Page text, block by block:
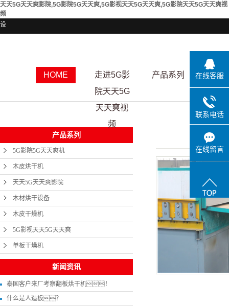
天天5G天天爽影院,5G影院5G天天爽,5G影视天天5G天天爽,5G影院天天5G天天爽视
频
HOME
走进5G影
院天天5G
天天爽视
频
产品系列 资质
产品系列
5G影院5G天天爽机
木皮烘干机
天天5G天天爽影院
木材烘干设备
木皮干燥机
5G影视天天5G天天爽
单板干燥机
新闻资讯
泰国客户来厂考察翻板烘干机！
什么是人造板？
在线客服
联系电话
在线留言